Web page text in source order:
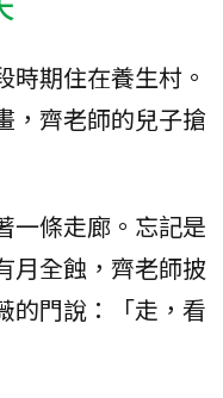
期住在養生村。
，齊老師的兒子搶
一條走廊。忘記是
月全蝕，齊老師披
的門說：「走，看